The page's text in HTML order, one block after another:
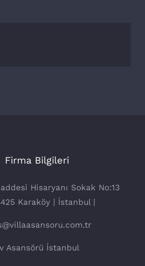
Firma Bilgileri
Hisaryanı Sokak No:13
Karaköy | İstanbul |
Asansörü İstanbul